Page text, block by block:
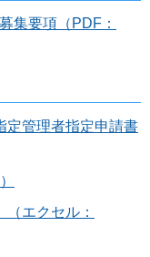
集要項（PDF：
定管理者指定申請書
（エクセル：